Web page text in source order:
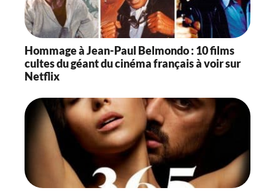
Hommage à Jean-Paul Belmondo : 10 films
cultes du géant du cinéma français à voir sur
Netflix